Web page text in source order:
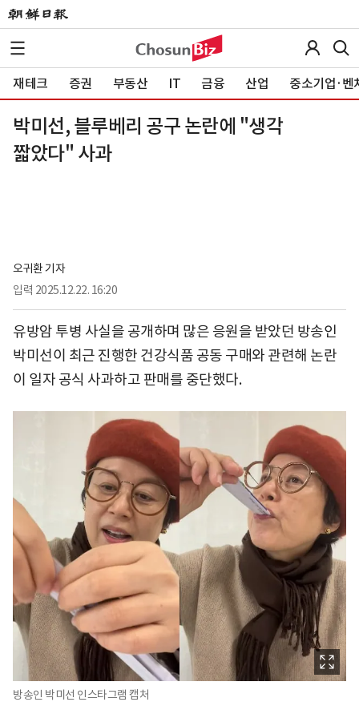
재테크 증권 부동산 IT 금융 산업 중소기업·벤
박미선, 블루베리 공구 논란에 "생각
짧았다" 사과
오귀환 기자
입력 2025.12.22. 16:20
유방암 투병 사실을 공개하며 많은 응원을 받았던 방송인
박미선이 최근 진행한 건강식품 공동 구매와 관련해 논란
이 일자 공식 사과하고 판매를 중단했다.
방송인 박미선 인스타그램 캡처